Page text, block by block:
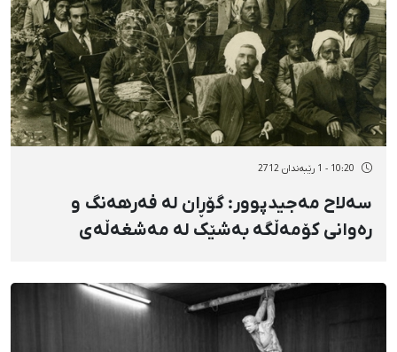
10:20 - 1 رێبەندان 2712
سەلاح مەجیدپوور: گۆڕان لە فەرهەنگ و
رەوانی کۆمەڵگە بەشێک لە مەشغەڵەی